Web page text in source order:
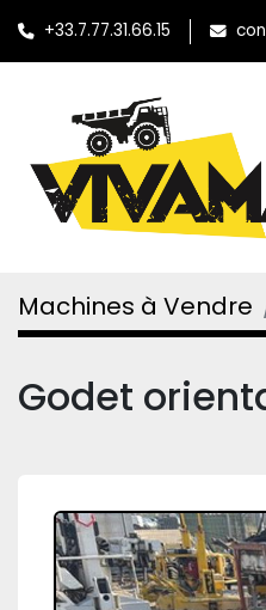
+33.7.77.31.66.15
Machines à Vendre
Godet